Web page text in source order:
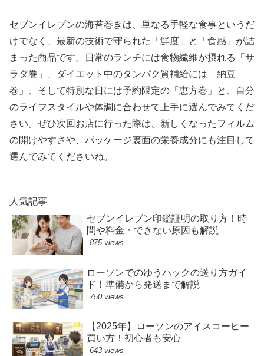
セブンイレブンの海苔巻きは、単なる手軽な食事というだ
けでなく、最新の技術で守られた「鮮度」と「食感」が詰
まった商品です。日常のランチには食物繊維が摂れる「サ
ラダ巻」、ダイエット中のタンパク質補給には「納豆
巻」、そして特別な日には予約限定の「恵方巻」と、自分
のライフスタイルや体調に合わせて上手に選んでみてくだ
さい。ぜひ次回お店に行った際は、新しくなったフィルム
の開けやすさや、パッケージ裏面の栄養成分にも注目して
選んでみてくださいね。
人気記事
セブンイレブン印鑑証明の取り方！時
間や料金・できない原因も解説
875 views
ローソンでのゆうパックの送り方ガイ
ド！準備から発送まで解説
750 views
【2025年】ローソンのアイスコーヒー
買い方！初心者も安心
643 views